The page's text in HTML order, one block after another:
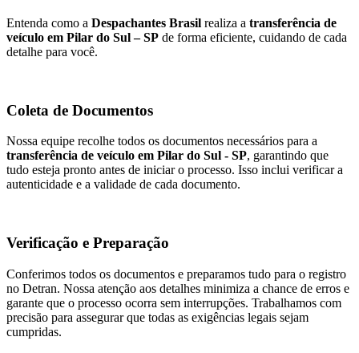
Entenda como a Despachantes Brasil realiza a transferência de
veículo em Pilar do Sul – SP de forma eficiente, cuidando de cada
detalhe para você.
Coleta de Documentos
Nossa equipe recolhe todos os documentos necessários para a
transferência de veículo em Pilar do Sul - SP, garantindo que
tudo esteja pronto antes de iniciar o processo. Isso inclui verificar a
autenticidade e a validade de cada documento.
Verificação e Preparação
Conferimos todos os documentos e preparamos tudo para o registro
no Detran. Nossa atenção aos detalhes minimiza a chance de erros e
garante que o processo ocorra sem interrupções. Trabalhamos com
precisão para assegurar que todas as exigências legais sejam
cumpridas.